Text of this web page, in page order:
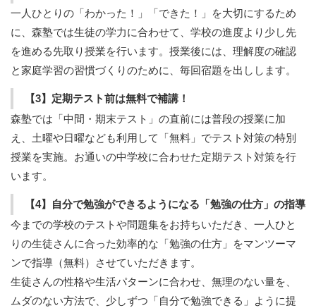
一人ひとりの「わかった！」「できた！」を大切にするため
に、森塾では生徒の学力に合わせて、学校の進度より少し先
を進める先取り授業を行います。授業後には、理解度の確認
と家庭学習の習慣づくりのために、毎回宿題を出しします。
【3】定期テスト前は無料で補講！
森塾では「中間・期末テスト」の直前には普段の授業に加
え、土曜や日曜なども利用して「無料」でテスト対策の特別
授業を実施。お通いの中学校に合わせた定期テスト対策を行
います。
【4】自分で勉強ができるようになる「勉強の仕方」の指導
今までの学校のテストや問題集をお持ちいただき、一人ひと
りの生徒さんに合った効率的な「勉強の仕方」をマンツーマ
ンで指導（無料）させていただきます。
生徒さんの性格や生活パターンに合わせ、無理のない量を、
ムダのない方法で、少しずつ「自分で勉強できる」ように提